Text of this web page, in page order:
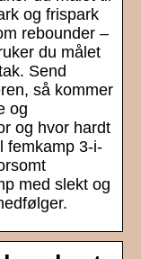
og frispark
rebounder –
du målet
Send
så kommer
og
og hvor hardt
femkamp 3-i-
med slekt og